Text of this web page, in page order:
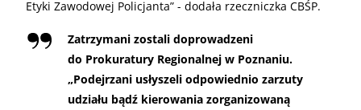
Etyki Zawodowej Policjanta” - dodała rzeczniczka CBŚP.
Zatrzymani zostali doprowadzeni
do Prokuratury Regionalnej w Poznaniu.
„Podejrzani usłyszeli odpowiednio zarzuty
udziału bądź kierowania zorganizowaną